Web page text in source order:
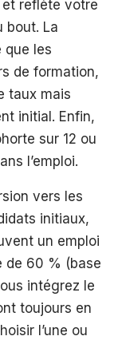
et reflète votre
bout. La
que les
de formation,
taux mais
initial. Enfin,
sur 12 ou
l’emploi.
vers les
initiaux,
un emploi
de 60 % (base
intégrez le
toujours en
l’une ou